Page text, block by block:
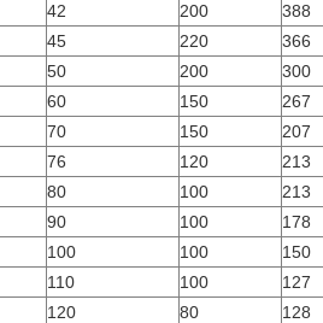
42 200 388
45 220 366
50 200 300
60 150 267
70 150 207
76 120 213
80 100 213
90 100 178
100 100 150
110 100 127
120 80 128